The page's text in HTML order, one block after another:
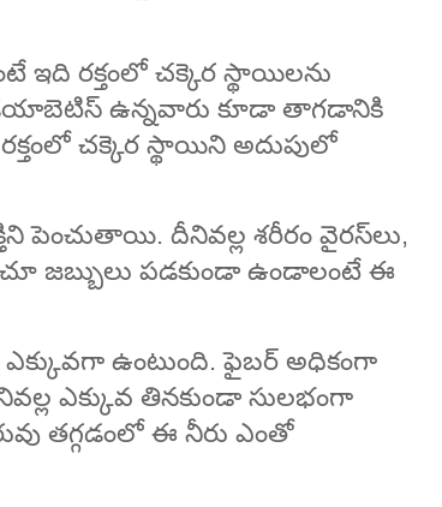
ఇది రక్తంలో చక్కెర స్థాయిలను
ఉన్నవారు కూడా తాగడానికి
చక్కెర స్థాయిని అదుపులో
పెంచుతాయి. దీనివల్ల శరీరం వైరస్‌లు,
జబ్బులు పడకుండా ఉండాలంటే ఈ
ఉంటుంది. ఫైబర్ అధికంగా
ఎక్కువ తినకుండా సులభంగా
తగ్గడంలో ఈ నీరు ఎంతో